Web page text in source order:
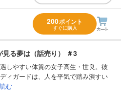
200ポイント
すぐに購入
見る夢は（話売り） ＃3
しやすい体質の女子高生・世良。彼
ィガードは、人を平気で踏み潰すい
む